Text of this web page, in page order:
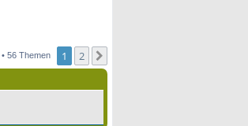
• 56 Themen 1 2